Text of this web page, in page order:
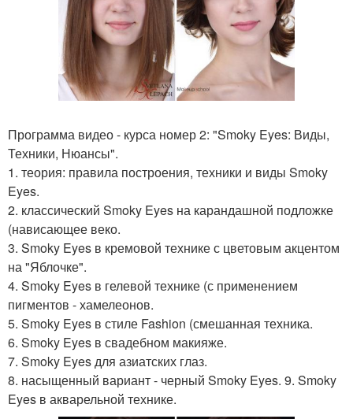
Программа видео - курса номер 2: "Smoky Eyes: Виды,
Техники, Нюансы".
1. теория: правила построения, техники и виды Smoky
Eyes.
2. классический Smoky Eyes на карандашной подложке
(нависающее веко.
3. Smoky Eyes в кремовой технике с цветовым акцентом
на "Яблочке".
4. Smoky Eyes в гелевой технике (с применением
пигментов - хамелеонов.
5. Smoky Eyes в стиле Fashion (смешанная техника.
6. Smoky Eyes в свадебном макияже.
7. Smoky Eyes для азиатских глаз.
8. насыщенный вариант - черный Smoky Eyes. 9. Smoky
Eyes в акварельной технике.